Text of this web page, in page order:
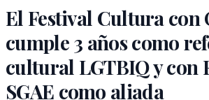
El Festival Cultura
cumple 3 años como
cultural LGTBIQ y con
SGAE como aliada